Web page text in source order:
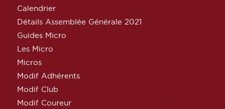
Calendrier
Détails Assemblée Générale 2021
Guides Micro
Les Micro
Micros
Modif Adhérents
Modif Club
Modif Coureur